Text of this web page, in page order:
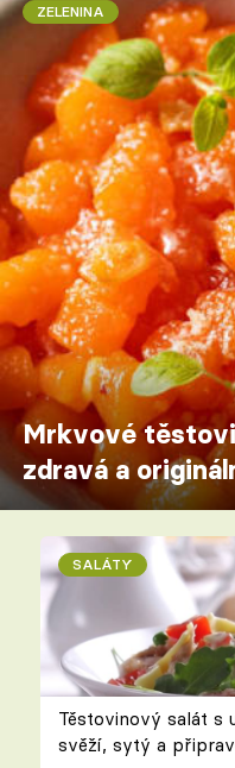
ZELENINA
Mrkvové
zdravá a
SALÁTY
Těstovinový salát s
svěží, sytý a